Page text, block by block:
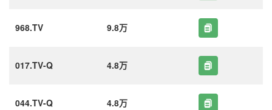
968.TV 9.8万
017.TV-Q 4.8万
044.TV-Q 4.8万